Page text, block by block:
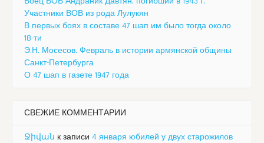
Участники ВОВ из рода Лулукян
В первых боях в составе 47 шап им было тогда около
18-ти
Э.Н. Мосесов. Февраль в истории армянской общины
Санкт-Петербурга
О 47 шап в газете 1947 года
СВЕЖИЕ КОММЕНТАРИИ
Ջիվան к записи 4 января юбилей у двух старожилов